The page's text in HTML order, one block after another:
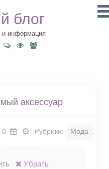
блог
и информация
аксессуар
0 Рубрики: Мода .
Убрать